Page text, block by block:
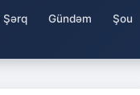
Şərq Gündəm Şou